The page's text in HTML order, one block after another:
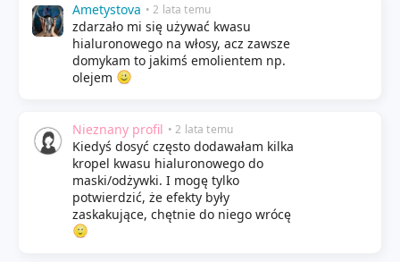
Ametystova • 2 lata temu
zdarzało mi się używać kwasu
hialuronowego na włosy, acz zawsze
domykam to jakimś emolientem np.
olejem
Nieznany profil • 2 lata temu
Kiedyś dosyć często dodawałam kilka
kropel kwasu hialuronowego do
maski/odżywki. I mogę tylko
potwierdzić, że efekty były
zaskakujące, chętnie do niego wrócę